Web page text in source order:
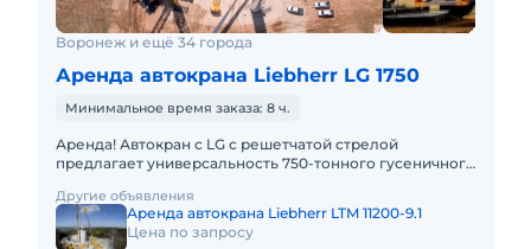
Воронеж и ещё 34 города
Аренда автокрана Liebherr LG 1750
Минимальное время заказа: 8 ч.
Аренда! Автокран с LG с решетчатой стрелой
предлагает универсальность 750-тонного гусеничного
автокрана. LIEBHER
Другие объявления
Аренда автокрана Liebherr LTM 11200-9.1
Цена по запросу